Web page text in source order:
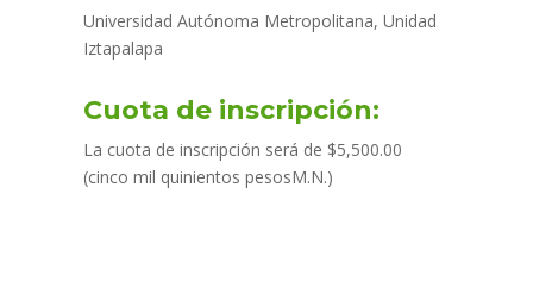
Universidad Autónoma Metropolitana, Unidad
Iztapalapa
Cuota de inscripción:
La cuota de inscripción será de $5,500.00
(cinco mil quinientos pesosM.N.)